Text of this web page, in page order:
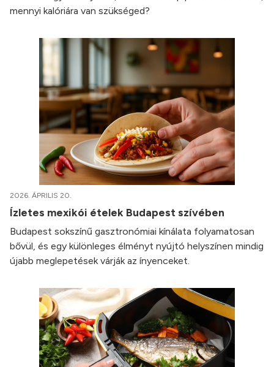
mennyi kalóriára van szükséged?
2026. ÁPRILIS 20.
Ízletes mexikói ételek Budapest szívében
Budapest sokszínű gasztronómiai kínálata folyamatosan
bővül, és egy különleges élményt nyújtó helyszínen mindig
újabb meglepetések várják az ínyenceket.